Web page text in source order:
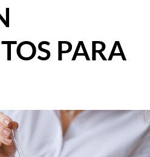
PARA